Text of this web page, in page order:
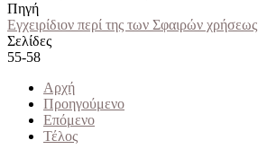
Πηγή
Εγχειρίδιον περί της των Σφαιρών
Σελίδες
55-58
Αρχή
Προηγούμενο
Επόμενο
Τέλος